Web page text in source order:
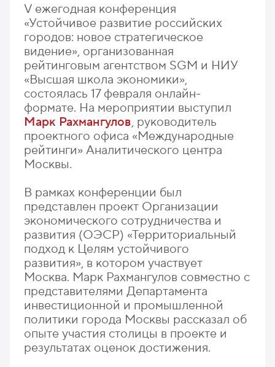
V ежегодная конференция
«Устойчивое развитие российских
городов: новое стратегическое
видение», организованная
рейтинговым агентством SGM и НИУ
«Высшая школа экономики»,
состоялась 17 февраля онлайн-
формате. На мероприятии выступил
Марк Рахмангулов, руководитель
проектного офиса «Международные
рейтинги» Аналитического центра
Москвы.
В рамках конференции был
представлен проект Организации
экономического сотрудничества и
развития (ОЭСР) «Территориальный
подход к Целям устойчивого
развития», в котором участвует
Москва. Марк Рахмангулов совместно с
представителями Департамента
инвестиционной и промышленной
политики города Москвы рассказал об
опыте участия столицы в проекте и
результатах оценок достижения.